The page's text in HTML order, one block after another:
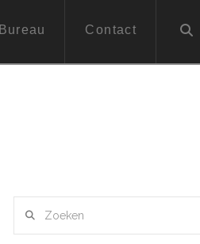
Bureau Contact